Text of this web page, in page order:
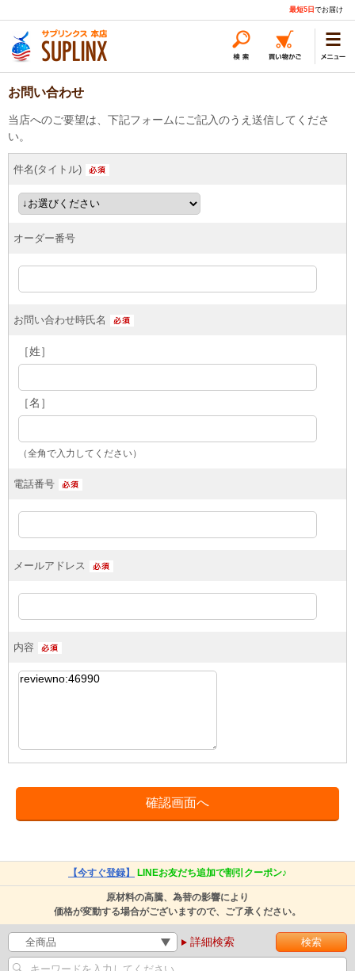
最短5日 でお届け
お問い合わせ
当店へのご要望は、下記フォームにご記入のうえ送信してくださ
い。
件名(タイトル)
オーダー番号
お問い合わせ時氏名
［姓］
［名］
（全角で入力してください）
電話番号
メールアドレス
内容
【今すぐ登録】 LINEお友だち追加で割引クーポン♪
原材料の高騰、為替の影響により
価格が変動する場合がございますので、ご了承ください。
詳細検索